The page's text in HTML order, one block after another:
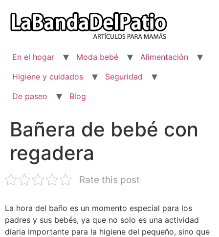
contenido
En el hogar Moda bebé
Alimentación
Higiene y cuidados
Seguridad
De paseo
Blog
Bañera de bebé con
regadera
Rate this post
La hora del baño es un momento especial para los
padres y sus bebés, ya que no solo es una actividad
diaria importante para la higiene del pequeño, sino que